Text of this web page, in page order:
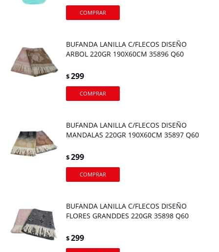
BUFANDA LANILLA C/FLECOS DISEÑO
ARBOL 220GR 190X60CM 35896 Q60
$299
BUFANDA LANILLA C/FLECOS DISEÑO
MANDALAS 220GR 190X60CM 35897 Q60
$299
BUFANDA LANILLA C/FLECOS DISEÑO
FLORES GRANDDES 220GR 35898 Q60
$299